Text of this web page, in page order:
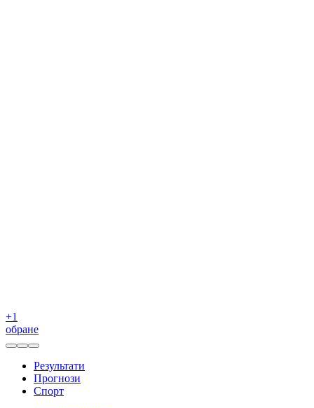
+1
обране
Результати
Прогнози
Спорт